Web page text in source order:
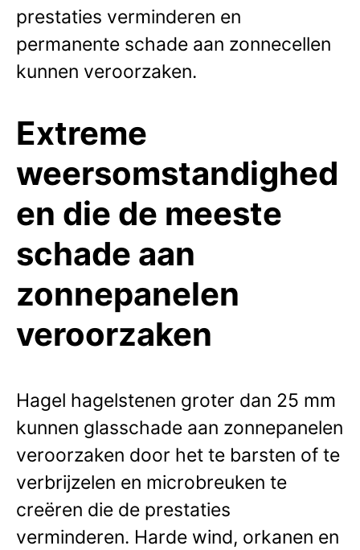
prestaties verminderen en
permanente schade aan zonnecellen
kunnen veroorzaken.
Extreme
weersomstandighed
en die de meeste
schade aan
zonnepanelen
veroorzaken
Hagel hagelstenen groter dan 25 mm
kunnen glasschade aan zonnepanelen
veroorzaken door het te barsten of te
verbrijzelen en microbreuken te
creëren die de prestaties
verminderen. Harde wind, orkanen en